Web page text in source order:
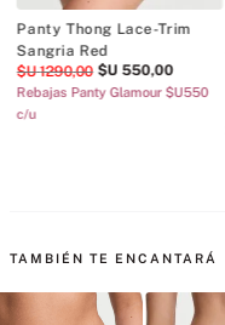
Panty Thong Lace-Trim
Sangria Red
$U 1290,00 $U 550,00
Rebajas Panty Glamour $U550
c/u
TAMBIÉN TE ENCANTARÁ